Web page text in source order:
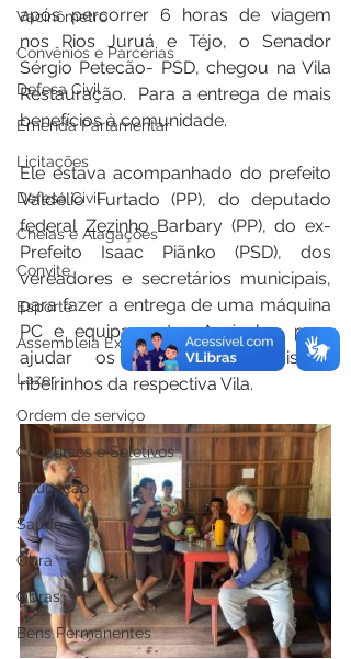
Vacinômetro
Convênios e Parcerias
Defesa Civil
Emenda Parlamentar
Licitações
Defesa Civil
Cheias e Alagações
Convite
Esporte
Assembleia Extraordinária
Lazer
Ordem de serviço
Concursos e Seletivos
Educação
Saúde
Obra
Obras
Bens Permanentes
após percorrer 6 horas de viagem
nos Rios Juruá e Téjo, o Senador
Sérgio Petecão- PSD, chegou na Vila
Restauração.  Para a entrega de mais
benefícios à comunidade.
Ele estava acompanhado do prefeito
Valdélio Furtado (PP), do deputado
federal Zezinho Barbary (PP), do ex-
Prefeito Isaac Piãnko (PSD), dos
vereadores e secretários municipais,
para fazer a entrega de uma máquina
PC e equipamentos Agrícolas, para
ajudar os produtores rurais e
ribeirinhos da respectiva Vila.